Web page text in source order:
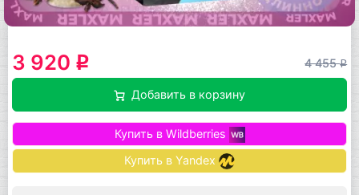
3 920 q 4 455q
Добавить в корзину
Купить в Wildberries
Купить в Yandex